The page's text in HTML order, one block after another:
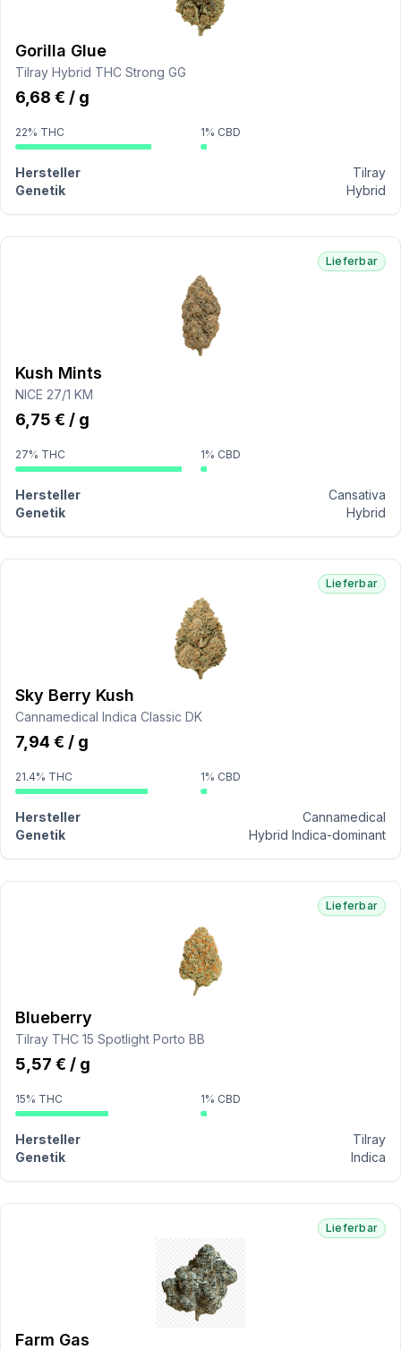
Gorilla Glue
Tilray Hybrid THC Strong GG
6,68 € / g
22% THC 1% CBD
Hersteller
Tilray
Genetik
Hybrid
Lieferbar
Kush Mints
NICE 27/1 KM
6,75 € / g
27% THC 1% CBD
Hersteller
Cansativa
Genetik
Hybrid
Lieferbar
Sky Berry Kush
Cannamedical Indica Classic DK
7,94 € / g
21.4% THC 1% CBD
Hersteller
Cannamedical
Genetik
Hybrid Indica-dominant
Lieferbar
Blueberry
Tilray THC 15 Spotlight Porto BB
5,57 € / g
15% THC 1% CBD
Hersteller
Tilray
Genetik
Indica
Lieferbar
Farm Gas